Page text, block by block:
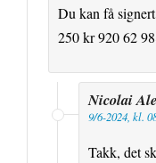
Du kan få
250 kr 920 62
Nicolai
9/6-2024, kl.
Takk, det